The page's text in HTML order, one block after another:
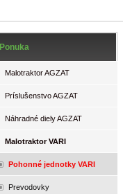
Ponuka
Malotraktor AGZAT
Príslušenstvo AGZAT
Náhradné diely AGZAT
Malotraktor VARI
Pohonné jednotky VARI
Prevodovky